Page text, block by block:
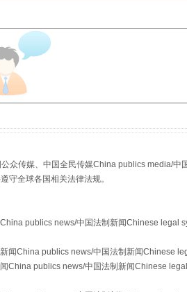
众传媒、中国全民传媒China publics media/
守全球各国相关法律法规。
publics news/中国法制新闻Chinese legal
闻China publics news/中国法制新闻Chinese
China publics news/中国法制新闻Chinese